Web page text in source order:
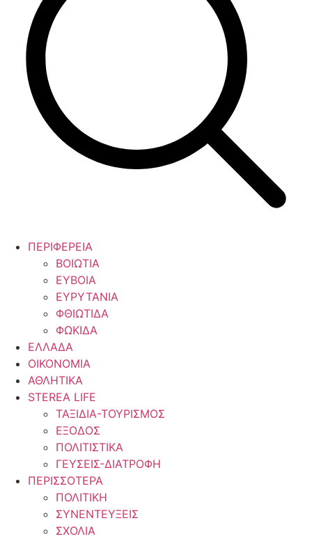
ΠΕΡΙΦΕΡΕΙΑ
ΒΟΙΩΤΙΑ
ΕΥΒΟΙΑ
ΕΥΡΥΤΑΝΙΑ
ΦΘΙΩΤΙΔΑ
ΦΩΚΙΔΑ
ΕΛΛΑΔΑ
ΟΙΚΟΝΟΜΙΑ
ΑΘΛΗΤΙΚΑ
STEREA LIFE
ΤΑΞΙΔΙΑ-ΤΟΥΡΙΣΜΟΣ
ΕΞΟΔΟΣ
ΠΟΛΙΤΙΣΤΙΚΑ
ΓΕΥΣΕΙΣ-ΔΙΑΤΡΟΦΗ
ΠΕΡΙΣΣΟΤΕΡΑ
ΠΟΛΙΤΙΚΗ
ΣΥΝΕΝΤΕΥΞΕΙΣ
ΣΧΟΛΙΑ